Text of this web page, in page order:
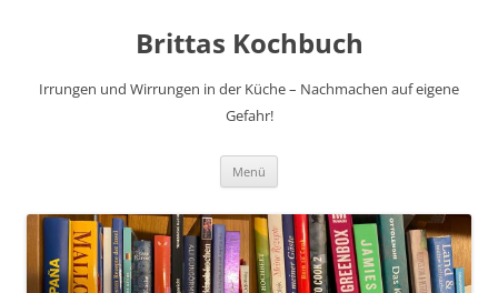
Brittas Kochbuch
Irrungen und Wirrungen in der Küche – Nachmachen auf eigene
Gefahr!
Menü